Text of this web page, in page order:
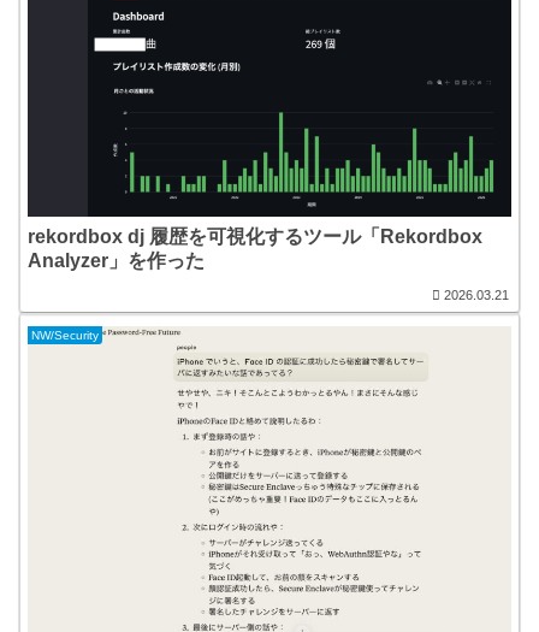
rekordbox dj 履歴を可視化するツール「Rekordbox
Analyzer」を作った
2026.03.21
NW/Security